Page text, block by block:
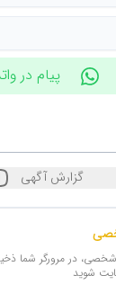
پیام در
گزارش آگهی
در مرورگر شما
شوید